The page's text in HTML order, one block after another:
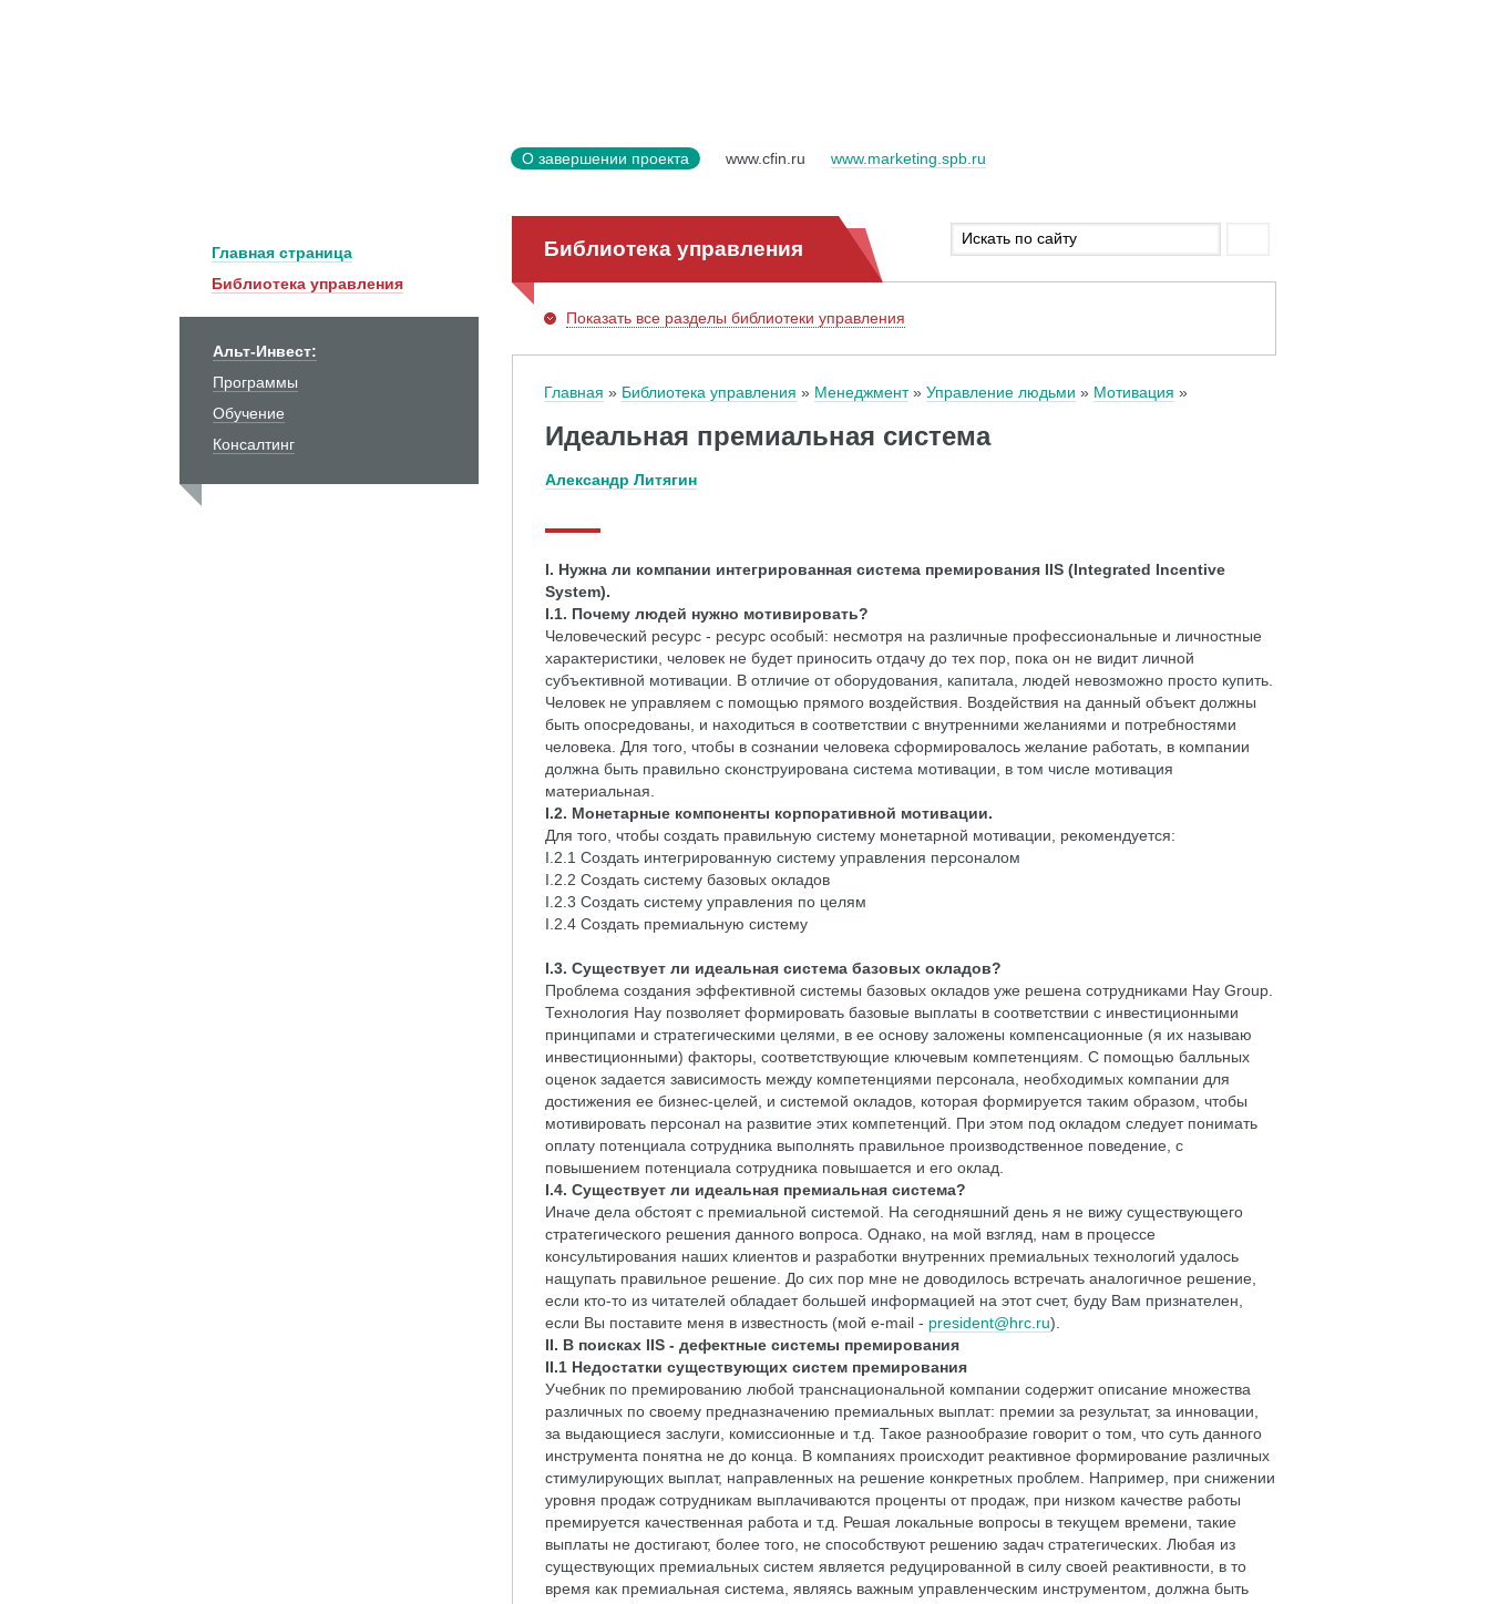
О завершении проекта www.cfin.ru www.marketing.spb.ru
Главная страница
Библиотека управления
Альт-Инвест:
Программы
Обучение
Консалтинг
Библиотека управления
Показать все разделы библиотеки управления
Главная Библиотека управления Менеджмент Управление людьми Мотивация
Идеальная премиальная система
Александр Литягин
I. Нужна ли компании интегрированная система премирования IIS (Integrated Incentive
System).
I.1. Почему людей нужно мотивировать?
Человеческий ресурс - ресурс особый: несмотря на различные профессиональные и личностные
характеристики, человек не будет приносить отдачу до тех пор, пока он не видит личной
субъективной мотивации. В отличие от оборудования, капитала, людей невозможно просто купить.
Человек не управляем с помощью прямого воздействия. Воздействия на данный объект должны
быть опосредованы, и находиться в соответствии с внутренними желаниями и потребностями
человека. Для того, чтобы в сознании человека сформировалось желание работать, в компании
должна быть правильно сконструирована система мотивации, в том числе мотивация
материальная.
I.2. Монетарные компоненты корпоративной мотивации.
Для того, чтобы создать правильную систему монетарной мотивации, рекомендуется:
I.2.1 Создать интегрированную систему управления персоналом
I.2.2 Создать систему базовых окладов
I.2.3 Создать систему управления по целям
I.2.4 Создать премиальную систему
I.3. Существует ли идеальная система базовых окладов?
Проблема создания эффективной системы базовых окладов уже решена сотрудниками Hay Group.
Технология Hay позволяет формировать базовые выплаты в соответствии с инвестиционными
принципами и стратегическими целями, в ее основу заложены компенсационные (я их называю
инвестиционными) факторы, соответствующие ключевым компетенциям. С помощью балльных
оценок задается зависимость между компетенциями персонала, необходимых компании для
достижения ее бизнес-целей, и системой окладов, которая формируется таким образом, чтобы
мотивировать персонал на развитие этих компетенций. При этом под окладом следует понимать
оплату потенциала сотрудника выполнять правильное производственное поведение, с
повышением потенциала сотрудника повышается и его оклад.
I.4. Существует ли идеальная премиальная система?
Иначе дела обстоят с премиальной системой. На сегодняшний день я не вижу существующего
стратегического решения данного вопроса. Однако, на мой взгляд, нам в процессе
консультирования наших клиентов и разработки внутренних премиальных технологий удалось
нащупать правильное решение. До сих пор мне не доводилось встречать аналогичное решение,
если кто-то из читателей обладает большей информацией на этот счет, буду Вам признателен,
если Вы поставите меня в известность (мой e-mail - president@hrc.ru).
II. В поисках IIS - дефектные системы премирования
II.1 Недостатки существующих систем премирования
Учебник по премированию любой транснациональной компании содержит описание множества
различных по своему предназначению премиальных выплат: премии за результат, за инновации,
за выдающиеся заслуги, комиссионные и т.д. Такое разнообразие говорит о том, что суть данного
инструмента понятна не до конца. В компаниях происходит реактивное формирование различных
стимулирующих выплат, направленных на решение конкретных проблем. Например, при снижении
уровня продаж сотрудникам выплачиваются проценты от продаж, при низком качестве работы
премируется качественная работа и т.д. Решая локальные вопросы в текущем времени, такие
выплаты не достигают, более того, не способствуют решению задач стратегических. Любая из
существующих премиальных систем является редуцированной в силу своей реактивности, в то
время как премиальная система, являясь важным управленческим инструментом, должна быть